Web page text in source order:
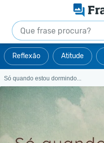
Reflexão Atitude
Só quando estou dormindo...